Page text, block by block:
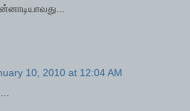
10, 2010 at 12:04 AM